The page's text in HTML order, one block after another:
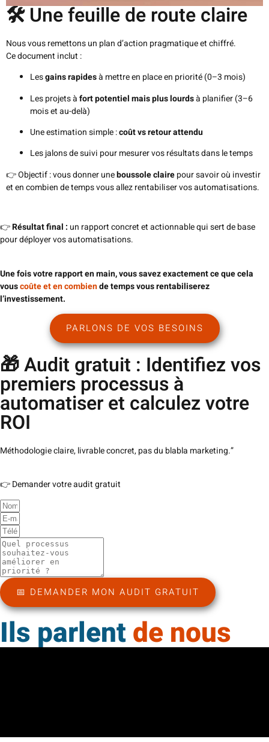
🛠️ Une feuille de route claire
Nous vous remettons un plan d’action pragmatique et chiffré.
Ce document inclut :
Lesgains rapidesà mettre en place en priorité (0–3 mois)
Les projets àfort potentiel mais plus lourdsà planifier (3–6
mois et au-delà)
Une estimation simple :coût vs retour attendu
Les jalons de suivi pour mesurer vos résultats dans le temps
👉 Objectif : vous donner uneboussole clairepour savoir où investir
et en combien de temps vous allez rentabiliser vos automatisations.
👉Résultat final : un rapport concret et actionnable qui sert de base
pour déployer vos automatisations.
Une fois votre rapport en main, vous savez exactement ce que cela
vouscoûte et en combiende temps vous rentabiliserez
l’investissement.
PARLONS DE VOS BESOINS
🎁 Audit gratuit : Identifiez vos
premiers processus à
automatiser et calculez votre
ROI
Méthodologie claire, livrable concret, pas du blabla marketing.”
👉 Demander votre audit gratuit
📅 DEMANDER MON AUDIT GRATUIT
Ils parlentde nous